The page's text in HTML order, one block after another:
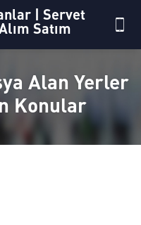
Alan Yerler
Konular